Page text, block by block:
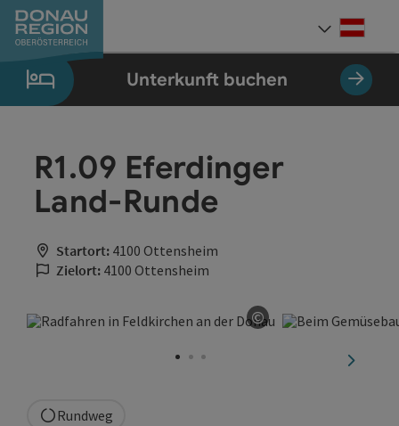
Zum Inhalt
Zur Navigation
Zum Seitenanfang
Zur Kontaktseite
Zum Impressum
Zur Startseite
Unterkunft buchen
R1.09 Eferdinger
Land-Runde
Startort: 4100 Ottensheim
Zielort: 4100 Ottensheim
©
Rundweg